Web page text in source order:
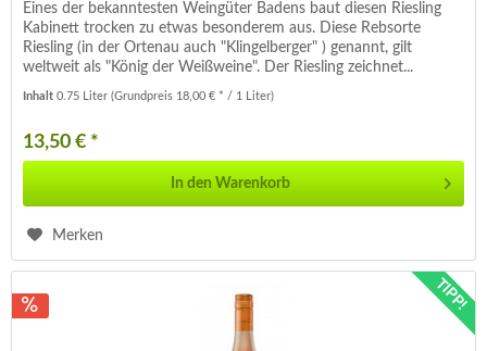
Eines der bekanntesten Weingüter Badens baut diesen Riesling
Kabinett trocken zu etwas besonderem aus. Diese Rebsorte
Riesling (in der Ortenau auch "Klingelberger" ) genannt, gilt
weltweit als "König der Weißweine". Der Riesling zeichnet...
Inhalt0.75 Liter(Grundpreis 18,00 € * / 1 Liter)
13,50 € *
In den Warenkorb
Merken
TIPP!